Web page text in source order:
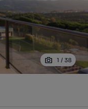
1 / 38